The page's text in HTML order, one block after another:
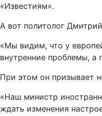
«Известиям».
А вот политолог
«Мы видим, что у
внутренние проблемы, а
При этом он призывает
«Наш министр
ждать изменения